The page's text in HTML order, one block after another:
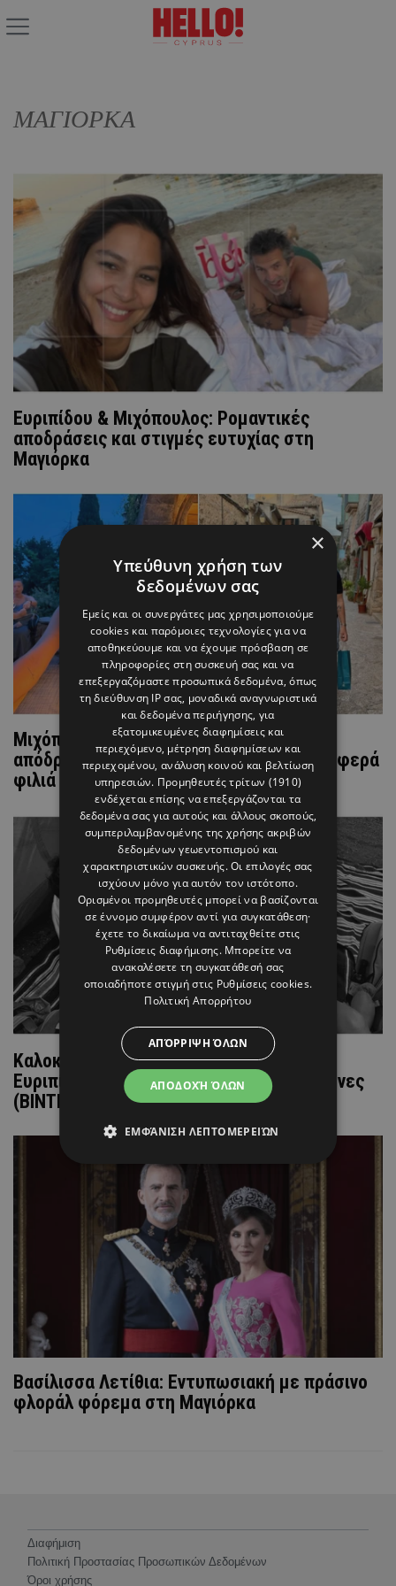
ΜΑΓΙΟΡΚΑ
Ευριπίδου & Μιχόπουλος: Ρομαντικές
αποδράσεις και στιγμές ευτυχίας στη
Μαγιόρκα
Μιχόπουλος & Ευριπίδου: Ρομαντική
απόδραση για δύο στη Μαγιόρκα - Τα τρυφερά
φιλιά στην κάμερα (ΦΩΤΟ)
Καλοκαιρινή απόδραση στη Μαγιόρκα για
Ευριπίδου & Μιχόπουλο - Οι πρώτες εικόνες
(ΒΙΝΤΕΟ)
Βασίλισσα Λετίθια: Εντυπωσιακή με πράσινο
φλοράλ φόρεμα στη Μαγιόρκα
Διαφήμιση
Πολιτική Προστασίας Προσωπικών Δεδομένων
Όροι χρήσης
×
Υπεύθυνη χρήση των
δεδομένων σας
Εμείς και οι συνεργάτες μας χρησιμοποιούμε
cookies και παρόμοιες τεχνολογίες για να
αποθηκεύουμε και να έχουμε πρόσβαση σε
πληροφορίες στη συσκευή σας και να
επεξεργαζόμαστε προσωπικά δεδομένα, όπως
τη διεύθυνση IP σας, μοναδικά αναγνωριστικά
και δεδομένα περιήγησης, για
εξατομικευμένες διαφημίσεις και
περιεχόμενο, μέτρηση διαφημίσεων και
περιεχομένου, ανάλυση κοινού και βελτίωση
υπηρεσιών. Προμηθευτές τρίτων (1910)
ενδέχεται επίσης να επεξεργάζονται τα
δεδομένα σας για αυτούς και άλλους σκοπούς,
συμπεριλαμβανομένης της χρήσης ακριβών
δεδομένων γεωεντοπισμού και
χαρακτηριστικών συσκευής. Οι επιλογές σας
ισχύουν μόνο για αυτόν τον ιστότοπο.
Ορισμένοι προμηθευτές μπορεί να βασίζονται
σε έννομο συμφέρον αντί για συγκατάθεση·
έχετε το δικαίωμα να αντιταχθείτε στις
Ρυθμίσεις διαφήμισης. Μπορείτε να
ανακαλέσετε τη συγκατάθεσή σας
οποιαδήποτε στιγμή στις Ρυθμίσεις cookies.
Πολιτική Απορρήτου
ΑΠΟΔΟΧΉ ΌΛΩΝ
ΑΠΌΡΡΙΨΗ ΌΛΩΝ
ΕΜΦΆΝΙΣΗ ΛΕΠΤΟΜΕΡΕΙΏΝ